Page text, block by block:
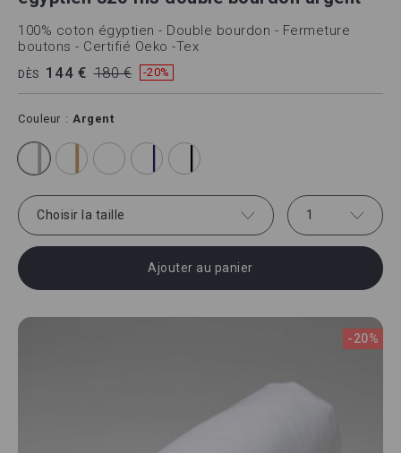
100% coton égyptien - Double bourdon - Fermeture
boutons - Certifié Oeko -Tex
DÈS 144 € 180 € -20%
Couleur Argent
Choisir la taille 1
Ajouter au panier
-20%